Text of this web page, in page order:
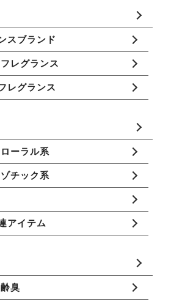
スブランド
レグランス
レグランス
ーラル系
チック系
アイテム
臭